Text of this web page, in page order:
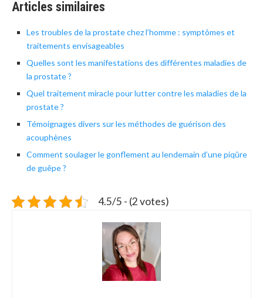
Articles similaires
Les troubles de la prostate chez l’homme : symptômes et
traitements envisageables
Quelles sont les manifestations des différentes maladies de
la prostate ?
Quel traitement miracle pour lutter contre les maladies de la
prostate ?
Témoignages divers sur les méthodes de guérison des
acouphènes
Comment soulager le gonflement au lendemain d’une piqûre
de guêpe ?
4.5/5 - (2 votes)